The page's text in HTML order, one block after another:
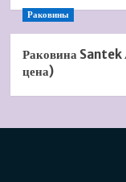
Раковины
Раковина Santek
цена)